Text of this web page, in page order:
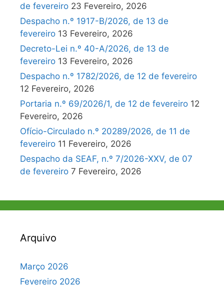
de fevereiro 23 Fevereiro, 2026
Despacho n.º 1917-B/2026, de 13 de
fevereiro 13 Fevereiro, 2026
Decreto-Lei n.º 40-A/2026, de 13 de
fevereiro 13 Fevereiro, 2026
Despacho n.º 1782/2026, de 12 de fevereiro
12 Fevereiro, 2026
Portaria n.º 69/2026/1, de 12 de fevereiro 12
Fevereiro, 2026
Ofício-Circulado n.º 20289/2026, de 11 de
fevereiro 11 Fevereiro, 2026
Despacho da SEAF, n.º 7/2026-XXV, de 07
de fevereiro 7 Fevereiro, 2026
Arquivo
Março 2026
Fevereiro 2026